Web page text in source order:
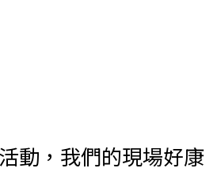
動，我們的現場好康